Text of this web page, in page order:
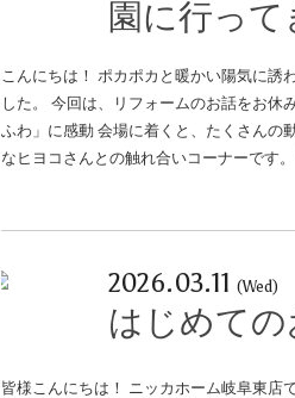
園に行って
こんにちは！ ポカポカと暖かい陽気に誘
した。 今回は、リフォームのお話をお休
ふわ」に感動 会場に着くと、たくさんの
なヒヨコさんとの触れ合いコーナーです
2026.03.11 (Wed)
はじめての
皆様こんにちは！ ニッカホーム岐阜東